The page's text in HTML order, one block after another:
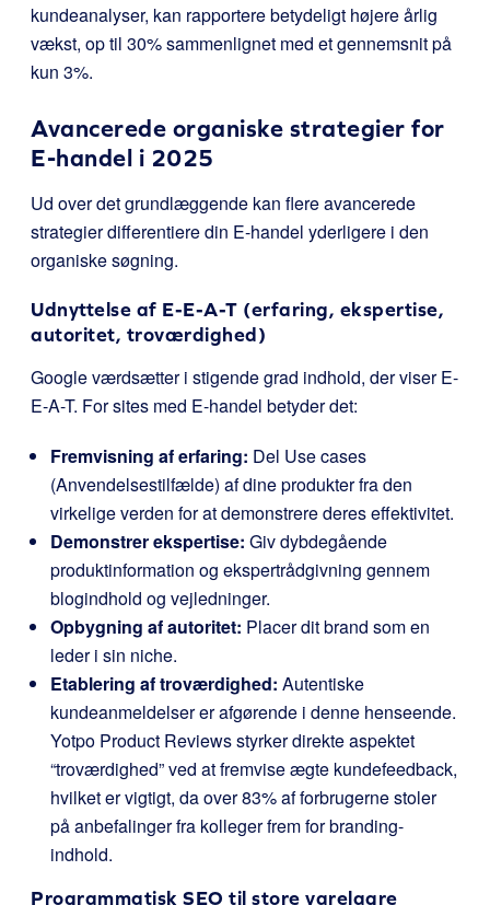
kundeanalyser, kan rapportere betydeligt højere årlig
vækst, op til 30% sammenlignet med et gennemsnit på
kun 3%.
Avancerede organiske strategier for
E-handel i 2025
Ud over det grundlæggende kan flere avancerede
strategier differentiere din E-handel yderligere i den
organiske søgning.
Udnyttelse af E-E-A-T (erfaring, ekspertise,
autoritet, troværdighed)
Google værdsætter i stigende grad indhold, der viser E-
E-A-T. For sites med E-handel betyder det:
Fremvisning af erfaring: Del Use cases
(Anvendelsestilfælde) af dine produkter fra den
virkelige verden for at demonstrere deres effektivitet.
Demonstrer ekspertise: Giv dybdegående
produktinformation og ekspertrådgivning gennem
blogindhold og vejledninger.
Opbygning af autoritet: Placer dit brand som en
leder i sin niche.
Etablering af troværdighed: Autentiske
kundeanmeldelser er afgørende i denne henseende.
Yotpo Product Reviews styrker direkte aspektet
“troværdighed” ved at fremvise ægte kundefeedback,
hvilket er vigtigt, da over 83% af forbrugerne stoler
på anbefalinger fra kolleger frem for branding-
indhold.
Programmatisk SEO til store varelagre